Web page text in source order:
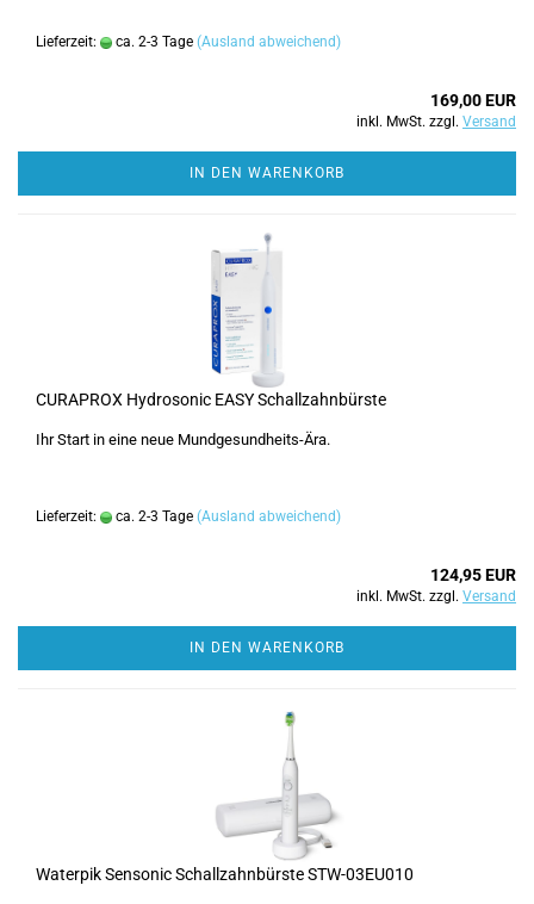
Lieferzeit: ca. 2-3 Tage (Ausland abweichend)
169,00 EUR
inkl. MwSt. zzgl. Versand
IN DEN WARENKORB
CURAPROX Hydrosonic EASY Schallzahnbürste
Ihr Start in eine neue Mundgesundheits-Ära.
Lieferzeit: ca. 2-3 Tage (Ausland abweichend)
124,95 EUR
inkl. MwSt. zzgl. Versand
IN DEN WARENKORB
Waterpik Sensonic Schallzahnbürste STW-03EU010